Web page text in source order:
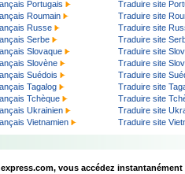
Portugais
Roumain
Russe
Serbe
Slovaque
Slovène
Suédois
Tagalog
Tchèque
Ukrainien
Vietnamien
Traduire site
Traduire site
Traduire site
Traduire site
Traduire site
Traduire site
Traduire site
Traduire site
Traduire site
Traduire site
Traduire site
vous accédez